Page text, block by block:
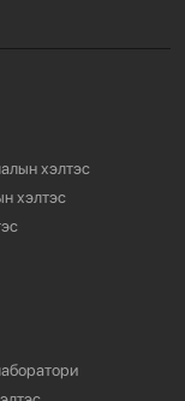
хэлтэс
хэлтэс